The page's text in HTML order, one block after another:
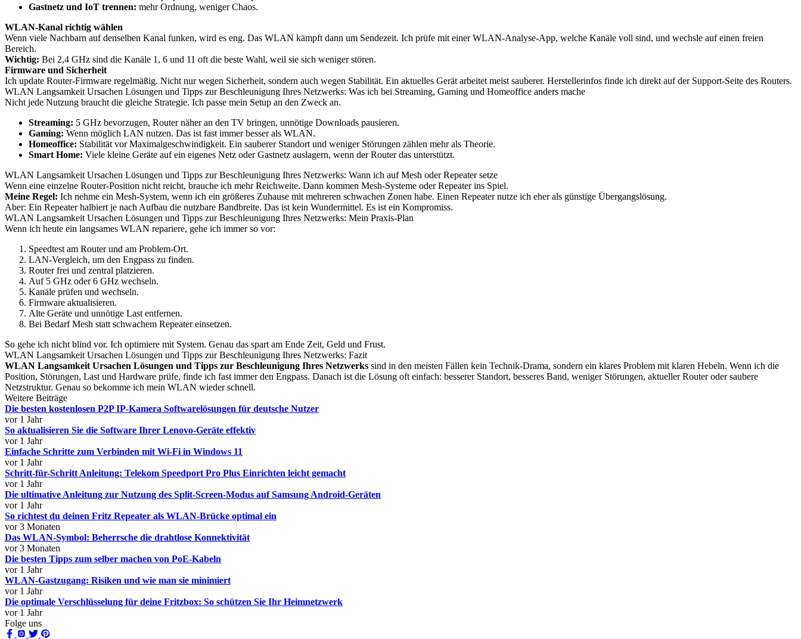
Gastnetz und IoT trennen: mehr Ordnung, weniger Chaos.
WLAN-Kanal richtig wählen
Wenn viele Nachbarn auf denselben Kanal funken, wird es eng. Das WLAN kämpft dann um Sendezeit. Ich prüfe mit einer WLAN-Analyse-App, welche Kanäle voll sind, und wechsle auf einen freien
Bereich.
Wichtig: Bei 2,4 GHz sind die Kanäle 1, 6 und 11 oft die beste Wahl, weil sie sich weniger stören.
Firmware und Sicherheit
Ich update Router-Firmware regelmäßig. Nicht nur wegen Sicherheit, sondern auch wegen Stabilität. Ein aktuelles Gerät arbeitet meist sauberer. Herstellerinfos finde ich direkt auf der Support-Seite des Routers.
WLAN Langsamkeit Ursachen Lösungen und Tipps zur Beschleunigung Ihres Netzwerks: Was ich bei Streaming, Gaming und Homeoffice anders mache
Nicht jede Nutzung braucht die gleiche Strategie. Ich passe mein Setup an den Zweck an.
Streaming: 5 GHz bevorzugen, Router näher an den TV bringen, unnötige Downloads pausieren.
Gaming: Wenn möglich LAN nutzen. Das ist fast immer besser als WLAN.
Homeoffice: Stabilität vor Maximalgeschwindigkeit. Ein sauberer Standort und weniger Störungen zählen mehr als Theorie.
Smart Home: Viele kleine Geräte auf ein eigenes Netz oder Gastnetz auslagern, wenn der Router das unterstützt.
WLAN Langsamkeit Ursachen Lösungen und Tipps zur Beschleunigung Ihres Netzwerks: Wann ich auf Mesh oder Repeater setze
Wenn eine einzelne Router-Position nicht reicht, brauche ich mehr Reichweite. Dann kommen Mesh-Systeme oder Repeater ins Spiel.
Meine Regel: Ich nehme ein Mesh-System, wenn ich ein größeres Zuhause mit mehreren schwachen Zonen habe. Einen Repeater nutze ich eher als günstige Übergangslösung.
Aber: Ein Repeater halbiert je nach Aufbau die nutzbare Bandbreite. Das ist kein Wundermittel. Es ist ein Kompromiss.
WLAN Langsamkeit Ursachen Lösungen und Tipps zur Beschleunigung Ihres Netzwerks: Mein Praxis-Plan
Wenn ich heute ein langsames WLAN repariere, gehe ich immer so vor:
Speedtest am Router und am Problem-Ort.
LAN-Vergleich, um den Engpass zu finden.
Router frei und zentral platzieren.
Auf 5 GHz oder 6 GHz wechseln.
Kanäle prüfen und wechseln.
Firmware aktualisieren.
Alte Geräte und unnötige Last entfernen.
Bei Bedarf Mesh statt schwachem Repeater einsetzen.
So gehe ich nicht blind vor. Ich optimiere mit System. Genau das spart am Ende Zeit, Geld und Frust.
WLAN Langsamkeit Ursachen Lösungen und Tipps zur Beschleunigung Ihres Netzwerks: Fazit
WLAN Langsamkeit Ursachen Lösungen und Tipps zur Beschleunigung Ihres Netzwerks sind in den meisten Fällen kein Technik-Drama, sondern ein klares Problem mit klaren Hebeln. Wenn ich die
Position, Störungen, Last und Hardware prüfe, finde ich fast immer den Engpass. Danach ist die Lösung oft einfach: besserer Standort, besseres Band, weniger Störungen, aktueller Router oder saubere
Netzstruktur. Genau so bekomme ich mein WLAN wieder schnell.
Weitere Beiträge
Die besten kostenlosen P2P IP-Kamera Softwarelösungen für deutsche Nutzer
vor 1 Jahr
So aktualisieren Sie die Software Ihrer Lenovo-Geräte effektiv
vor 1 Jahr
Einfache Schritte zum Verbinden mit Wi-Fi in Windows 11
vor 1 Jahr
Schritt-für-Schritt Anleitung: Telekom Speedport Pro Plus Einrichten leicht gemacht
vor 1 Jahr
Die ultimative Anleitung zur Nutzung des Split-Screen-Modus auf Samsung Android-Geräten
vor 1 Jahr
So richtest du deinen Fritz Repeater als WLAN-Brücke optimal ein
vor 3 Monaten
Das WLAN-Symbol: Beherrsche die drahtlose Konnektivität
vor 3 Monaten
Die besten Tipps zum selber machen von PoE-Kabeln
vor 1 Jahr
WLAN-Gastzugang: Risiken und wie man sie minimiert
vor 1 Jahr
Die optimale Verschlüsselung für deine Fritzbox: So schützen Sie Ihr Heimnetzwerk
vor 1 Jahr
Folge uns